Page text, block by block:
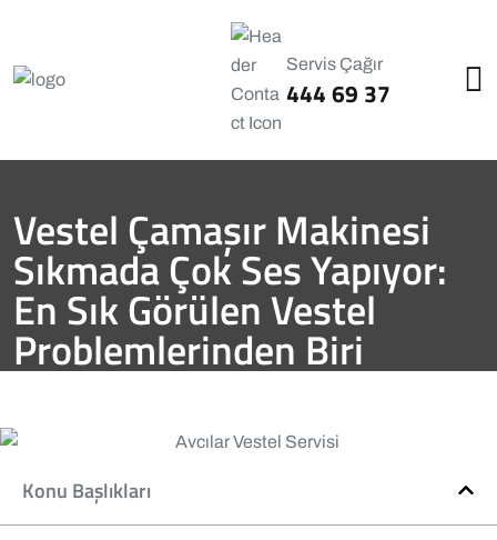
Servis Çağır
444 69 37
Vestel Çamaşır Makinesi
Sıkmada Çok Ses Yapıyor:
En Sık Görülen Vestel
Problemlerinden Biri
Çamaşır Makinesi Sıkmada Çok Ses Yapıyor: En Sık
Konu Başlıkları